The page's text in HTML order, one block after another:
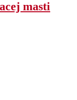
masti